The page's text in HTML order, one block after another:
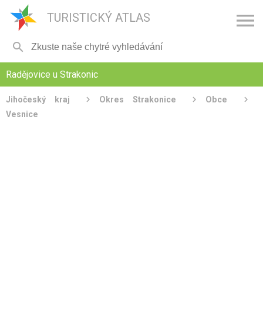
TURISTICKÝ ATLAS 

Radějovice u Strakonic
Jihočeský kraj Okres Strakonice
Obce
Vesnice